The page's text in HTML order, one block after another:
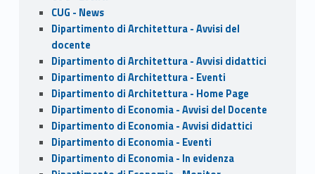
CUG - News
Dipartimento di Architettura - Avvisi del
docente
Dipartimento di Architettura - Avvisi didattici
Dipartimento di Architettura - Eventi
Dipartimento di Architettura - Home Page
Dipartimento di Economia - Avvisi del Docente
Dipartimento di Economia - Avvisi didattici
Dipartimento di Economia - Eventi
Dipartimento di Economia - In evidenza